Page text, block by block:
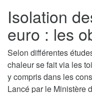
Isolation
euro : les
Selon différentes
chaleur se fait via les
y compris dans les
Lancé par le Ministère